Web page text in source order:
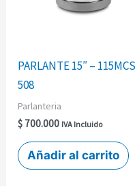
PARLANTE 15″ – 115MCS
508
Parlanteria
$ 700.000 IVA Incluido
Añadir al carrito